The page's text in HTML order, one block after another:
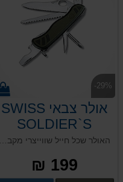
-29%
אולר צבאי SWISS
SOLDIER`S
KNIFE
VICTORINOX
199 ₪